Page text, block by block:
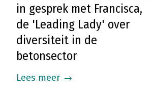
in gesprek met Francisca,
de 'Leading Lady' over
diversiteit in de
betonsector
Lees meer